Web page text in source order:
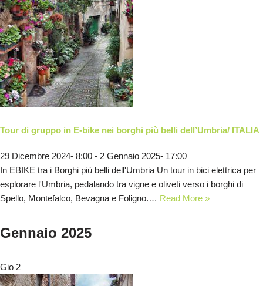
Tour di gruppo in E-bike nei borghi più belli dell’Umbria/ ITALIA
29 Dicembre 2024- 8:00 - 2 Gennaio 2025- 17:00
In EBIKE tra i Borghi più belli dell'Umbria Un tour in bici elettrica per
esplorare l'Umbria, pedalando tra vigne e oliveti verso i borghi di
Spello, Montefalco, Bevagna e Foligno.… Read More »
Gennaio 2025
Gio 2